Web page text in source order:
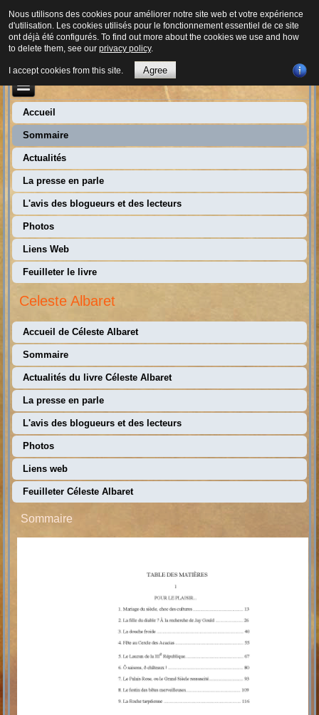
Accueil
Sommaire
Actualités
La presse en parle
L'avis des blogueurs et des lecteurs
Photos
Liens Web
Feuilleter le livre
Celeste Albaret
Accueil de Céleste Albaret
Sommaire
Actualités du livre Céleste Albaret
La presse en parle
L'avis des blogueurs et des lecteurs
Photos
Liens web
Feuilleter Céleste Albaret
Sommaire
Nous utilisons des cookies pour améliorer notre site web et votre expérience
d'utilisation. Les cookies utilisés pour le fonctionnement essentiel de ce site
ont déjà été configurés. To find out more about the cookies we use and how
to delete them, see our privacy policy.
I accept cookies from this site. Agree